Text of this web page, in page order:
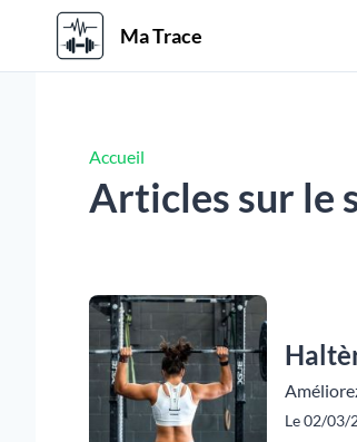
Ma Trace
Accueil
Articles sur le
Le 02/03/